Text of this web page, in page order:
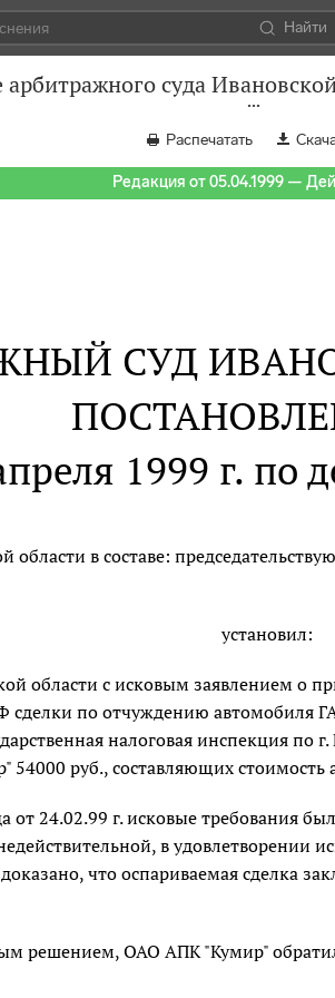
Найти
суда
Распечатать
Редакция от 05.04.1999 —
СУД
1999 г. по
в составе:
установил:
области с исковым заявлением о
сделки по отчуждению
налоговая инспекция
руб., составляющих стоимость
от 24.02.99 г. исковые требования
в удовлетворении
что оспариваемая сделка
решением, ОАО АПК "Кумир"